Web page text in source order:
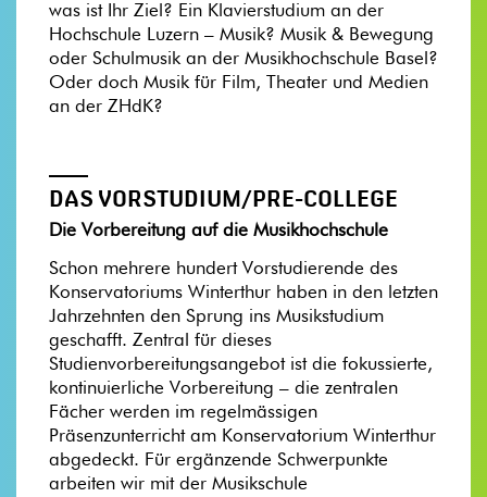
was ist Ihr Ziel? Ein Klavierstudium an der
Hochschule Luzern – Musik? Musik & Bewegung
oder Schulmusik an der Musikhochschule Basel?
Oder doch Musik für Film, Theater und Medien
an der ZHdK?
DAS VORSTUDIUM/PRE-COLLEGE
Die Vorbereitung auf die Musikhochschule
Schon mehrere hundert Vorstudierende des
Konservatoriums Winterthur haben in den letzten
Jahrzehnten den Sprung ins Musikstudium
geschafft. Zentral für dieses
Studienvorbereitungsangebot ist die fokussierte,
kontinuierliche Vorbereitung – die zentralen
Fächer werden im regelmässigen
Präsenzunterricht am Konservatorium Winterthur
abgedeckt. Für ergänzende Schwerpunkte
arbeiten wir mit der Musikschule